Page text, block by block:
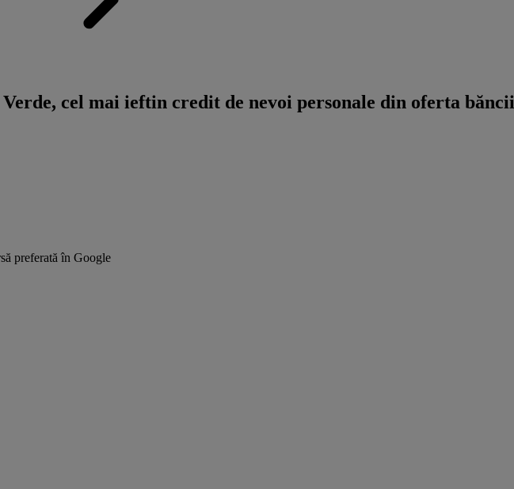
cel mai ieftin credit de nevoi personale din oferta băncii
preferată în Google